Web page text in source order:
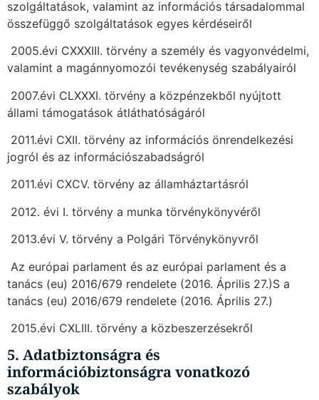
szolgáltatások, valamint az információs társadalommal
összefüggő szolgáltatások egyes kérdéseiről
 2005.évi CXXXIII. törvény a személy és vagyonvédelmi,
valamint a magánnyomozói tevékenység szabályairól
 2007.évi CLXXXI. törvény a közpénzekből nyújtott
állami támogatások átláthatóságáról
 2011.évi CXII. törvény az információs önrendelkezési
jogról és az információszabadságról
 2011.évi CXCV. törvény az államháztartásról
 2012. évi I. törvény a munka törvénykönyvéről
 2013.évi V. törvény a Polgári Törvénykönyvről
 Az európai parlament és az európai parlament és a
tanács (eu) 2016/679 rendelete (2016. Április 27.)S a
tanács (eu) 2016/679 rendelete (2016. Április 27.)
 2015.évi CXLIII. törvény a közbeszerzésekről
5. Adatbiztonságra és
információbiztonságra vonatkozó
szabályok